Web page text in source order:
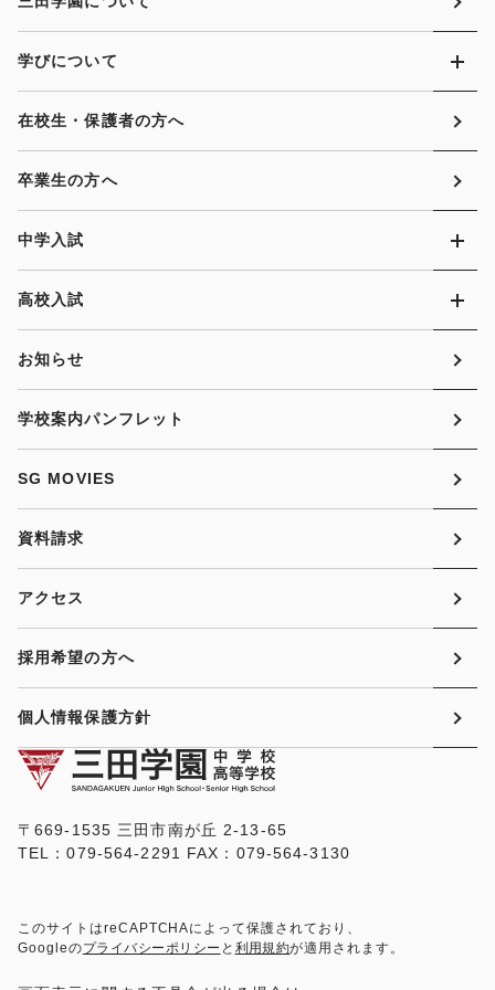
〒669-1535 三田市南が丘 2-13-65
TEL：079-564-2291 FAX：079-564-3130
このサイトはreCAPTCHAによって保護されており、
Googleのプライバシーポリシー と 利用規約が適用されます。
学びについて
在校生・保護者の方へ
卒業生の方へ
中学入試
高校入試
お知らせ
学校案内パンフレット
SG MOVIES
資料請求
アクセス
採用希望の方へ
個人情報保護方針